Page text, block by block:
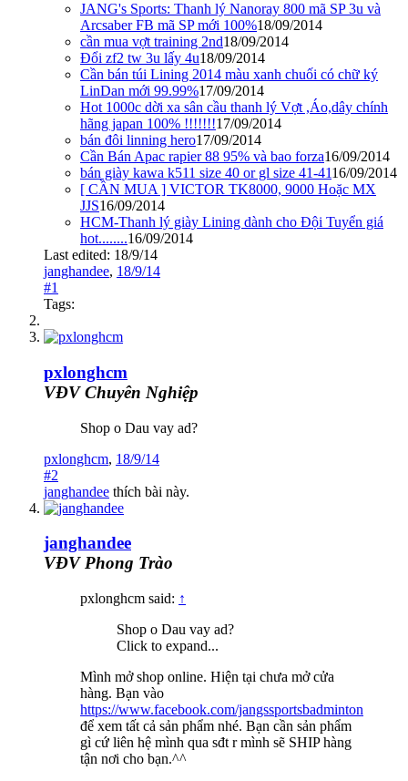
JANG's Sports: Thanh lý Nanoray 800 mã SP 3u và
Arcsaber FB mã SP mới 100%18/09/2014
cần mua vợt training 2nd18/09/2014
Đổi zf2 tw 3u lấy 4u18/09/2014
Cần bán túi Lining 2014 màu xanh chuối có chữ ký
LinDan mới 99.99%17/09/2014
Hot 1000c dời xa sân cầu thanh lý Vợt ,Áo,dây chính
hãng japan 100% !!!!!!!17/09/2014
bán đôi linning hero17/09/2014
Cần Bán Apac rapier 88 95% và bao forza16/09/2014
bán giày kawa k511 size 40 or gl size 41-4116/09/2014
[ CẦN MUA ] VICTOR TK8000, 9000 Hoặc MX
JJS16/09/2014
HCM-Thanh lý giày Lining dành cho Đội Tuyển giá
hot........16/09/2014
Last edited: 18/9/14
janghandee, 18/9/14
#1
Tags:
pxlonghcm
VĐV Chuyên Nghiệp
Shop o Dau vay ad?
pxlonghcm, 18/9/14
#2
janghandee thích bài này.
janghandee
VĐV Phong Trào
pxlonghcm said: ↑
Shop o Dau vay ad?
Click to expand...
Mình mở shop online. Hiện tại chưa mở cửa
hàng. Bạn vào
https://www.facebook.com/jangssportsbadminton
để xem tất cả sản phẩm nhé. Bạn cần sản phẩm
gì cứ liên hệ mình qua sđt r mình sẽ SHIP hàng
tận nơi cho bạn.^^